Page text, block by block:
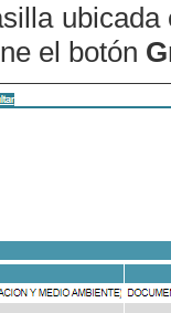
el botón